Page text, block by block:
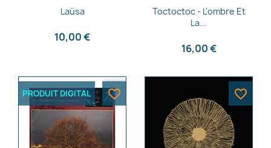
Aperçu rapide
Laüsa
10,00 €
Aperçu rapide
Toctoctoc - L'ombre Et
La...
16,00 €
PRODUIT DIGITAL favorite_border favorite_border